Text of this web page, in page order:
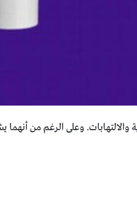
وعلى الرغم من أنهما